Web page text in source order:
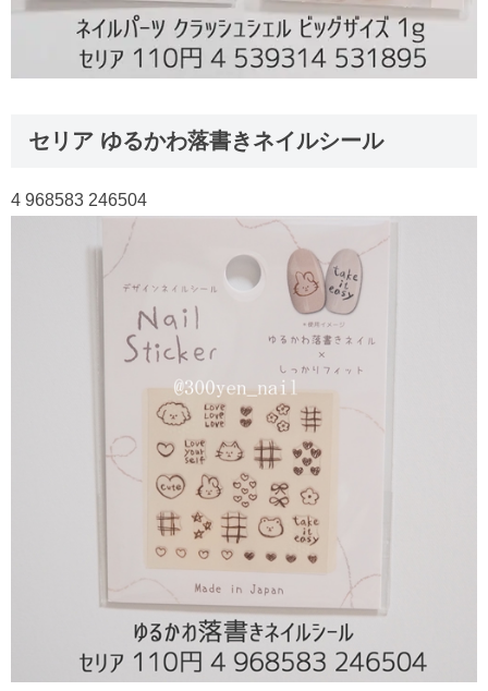
セリア ゆるかわ落書きネイルシール
4 968583 246504